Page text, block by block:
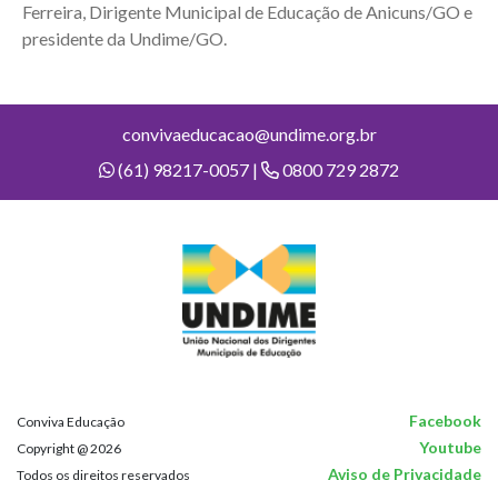
Ferreira, Dirigente Municipal de Educação de Anicuns/GO e
presidente da Undime/GO.
convivaeducacao@undime.org.br
(61) 98217-0057 |
0800 729 2872
Conviva Educação Facebook
Copyright @ 2026 Youtube
Todos os direitos reservados Aviso de Privacidade